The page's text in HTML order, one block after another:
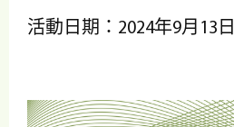
活動日期：2024年9月13日